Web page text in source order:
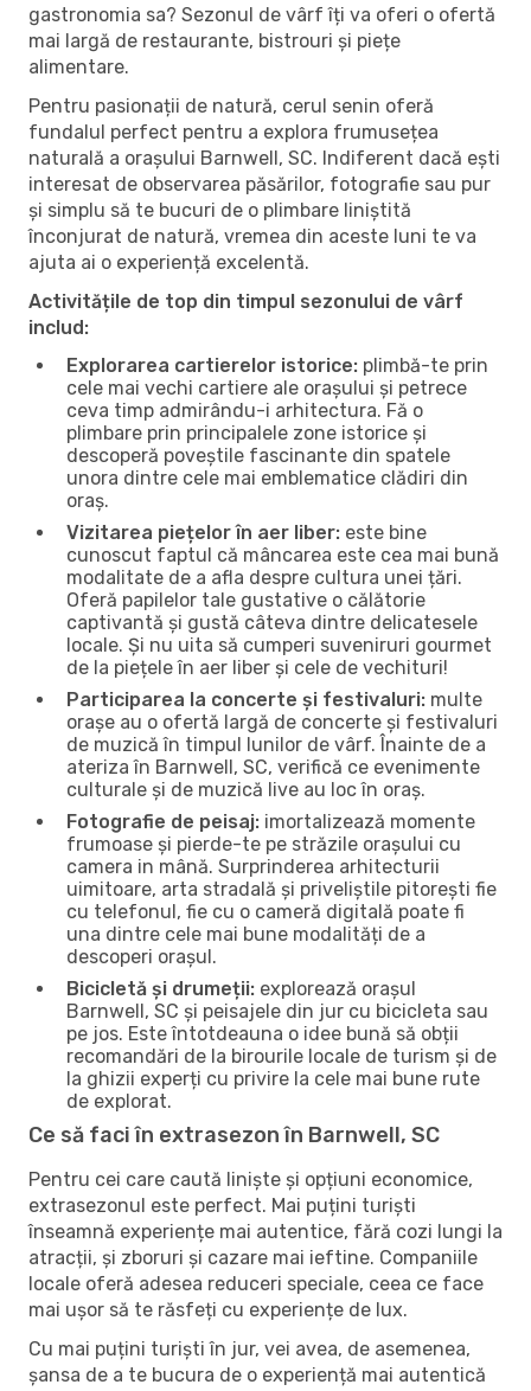
gastronomia sa? Sezonul de vârf îți va oferi o ofertă
mai largă de restaurante, bistrouri și piețe
alimentare.
Pentru pasionații de natură, cerul senin oferă
fundalul perfect pentru a explora frumusețea
naturală a orașului Barnwell, SC. Indiferent dacă ești
interesat de observarea păsărilor, fotografie sau pur
și simplu să te bucuri de o plimbare liniștită
înconjurat de natură, vremea din aceste luni te va
ajuta ai o experiență excelentă.
Activitățile de top din timpul sezonului de vârf
includ:
Explorarea cartierelor istorice: plimbă-te prin
cele mai vechi cartiere ale orașului și petrece
ceva timp admirându-i arhitectura. Fă o
plimbare prin principalele zone istorice și
descoperă poveștile fascinante din spatele
unora dintre cele mai emblematice clădiri din
oraș.
Vizitarea piețelor în aer liber: este bine
cunoscut faptul că mâncarea este cea mai bună
modalitate de a afla despre cultura unei țări.
Oferă papilelor tale gustative o călătorie
captivantă și gustă câteva dintre delicatesele
locale. Și nu uita să cumperi suveniruri gourmet
de la piețele în aer liber și cele de vechituri!
Participarea la concerte și festivaluri: multe
orașe au o ofertă largă de concerte și festivaluri
de muzică în timpul lunilor de vârf. Înainte de a
ateriza în Barnwell, SC, verifică ce evenimente
culturale și de muzică live au loc în oraș.
Fotografie de peisaj: imortalizează momente
frumoase și pierde-te pe străzile orașului cu
camera in mână. Surprinderea arhitecturii
uimitoare, arta stradală și priveliștile pitorești fie
cu telefonul, fie cu o cameră digitală poate fi
una dintre cele mai bune modalități de a
descoperi orașul.
Bicicletă și drumeții: explorează orașul
Barnwell, SC și peisajele din jur cu bicicleta sau
pe jos. Este întotdeauna o idee bună să obții
recomandări de la birourile locale de turism și de
la ghizii experți cu privire la cele mai bune rute
de explorat.
Ce să faci în extrasezon în Barnwell, SC
Pentru cei care caută liniște și opțiuni economice,
extrasezonul este perfect. Mai puțini turiști
înseamnă experiențe mai autentice, fără cozi lungi la
atracții, și zboruri și cazare mai ieftine. Companiile
locale oferă adesea reduceri speciale, ceea ce face
mai ușor să te răsfeți cu experiențe de lux.
Cu mai puțini turiști în jur, vei avea, de asemenea,
șansa de a te bucura de o experiență mai autentică